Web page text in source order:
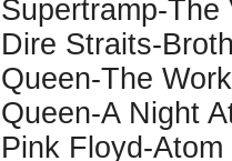
Supertramp-
Dire Straits-
Queen-The
Queen-A Night
Pink Floyd-